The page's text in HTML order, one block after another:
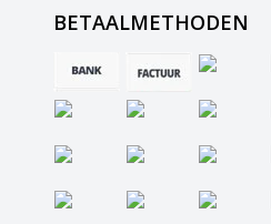
BETAALMETHODEN